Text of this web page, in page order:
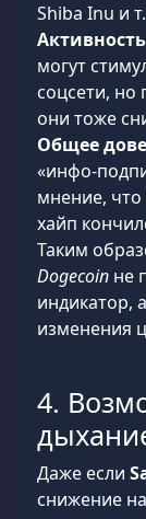
Shiba Inu и
могут
соцсети, но
они тоже
Общее
«инфо-
мнение, что
хайп
Таким
Dogecoin не
индикатор,
изменения
4.
Даже если
снижение